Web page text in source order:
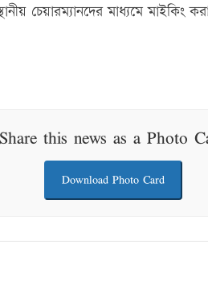
চেয়ারম্যানদের মাধ্যমে
Share this news as a Photo
Download Photo Card